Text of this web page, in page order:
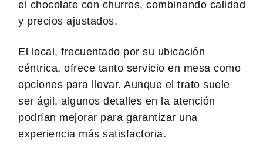
el chocolate con churros, combinando calidad
y precios ajustados.
El local, frecuentado por su ubicación
céntrica, ofrece tanto servicio en mesa como
opciones para llevar. Aunque el trato suele
ser ágil, algunos detalles en la atención
podrían mejorar para garantizar una
experiencia más satisfactoria.